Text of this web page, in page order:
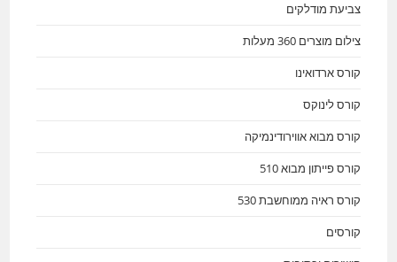
צביעת מודלקים
צילום מוצרים 360 מעלות
קורס ארדואינו
קורס לינוקס
קורס מבוא אווירודינמיקה
קורס פייתון מבוא 510
קורס ראיה ממוחשבת 530
קורסים